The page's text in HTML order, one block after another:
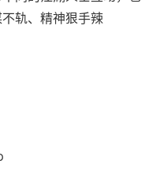
轨、精神狠手辣